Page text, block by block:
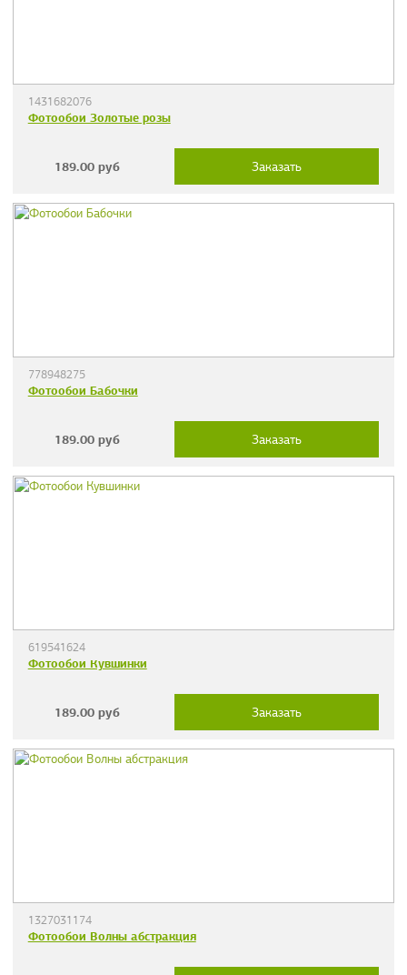
1431682076
Фотообои Золотые розы
189.00 руб Заказать
778948275
Фотообои Бабочки
189.00 руб Заказать
619541624
Фотообои Кувшинки
189.00 руб Заказать
1327031174
Фотообои Волны абстракция